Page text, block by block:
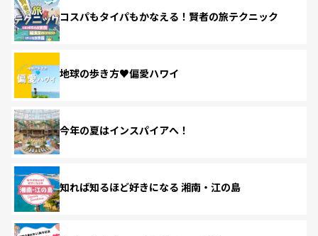
コスパもタイパもかなえる！賢者の旅テクニック
地球の歩き方♥偏愛ハワイ
今年の夏はインスパイアへ！
知れば知るほど好きになる 湘南・江の島